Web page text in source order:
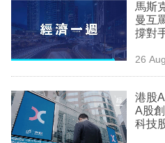
題
投
資
樓
市
馬斯克
曼互
撐對
26
港股A股齊
A股創10年高
科技